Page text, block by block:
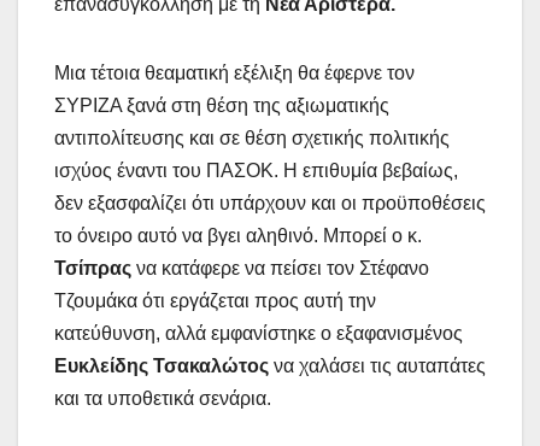
Μια τέτοια θεαματική εξέλιξη θα έφερνε τον
ΣΥΡΙΖΑ ξανά στη θέση της αξιωματικής
αντιπολίτευσης και σε θέση σχετικής πολιτικής
ισχύος έναντι του ΠΑΣΟΚ. Η επιθυμία βεβαίως,
δεν εξασφαλίζει ότι υπάρχουν και οι προϋποθέσεις
το όνειρο αυτό να βγει αληθινό. Μπορεί ο κ.
Τσίπρας να κατάφερε να πείσει τον Στέφανο
Τζουμάκα ότι εργάζεται προς αυτή την
κατεύθυνση, αλλά εμφανίστηκε ο εξαφανισμένος
Ευκλείδης Τσακαλώτος να χαλάσει τις αυταπάτες
και τα υποθετικά σενάρια.